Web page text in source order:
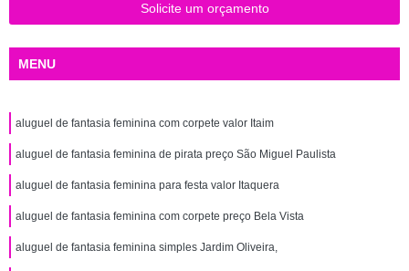
Solicite um orçamento
MENU
aluguel de fantasia feminina com corpete valor Itaim
aluguel de fantasia feminina de pirata preço São Miguel Paulista
aluguel de fantasia feminina para festa valor Itaquera
aluguel de fantasia feminina com corpete preço Bela Vista
aluguel de fantasia feminina simples Jardim Oliveira,